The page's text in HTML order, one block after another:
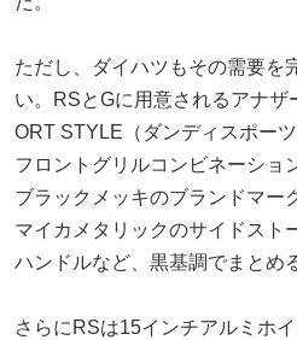
ただし、ダイハツもその需要を
い。RSとGに用意されるアナ
ORT STYLE（ダンディスポー
フロントグリルコンビネーショ
ブラックメッキのブランドマー
マイカメタリックのサイドスト
ハンドルなど、黒基調でまとめ
さらにRSは15インチアルミホ